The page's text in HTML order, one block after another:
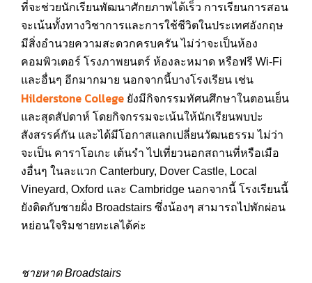
ที่จะช่วยนักเรียนพัฒนาศักยภาพได้เร็ว การเรียนการสอน
จะเน้นทั้งทางวิชาการและการใช้ชีวิตในประเทศอังกฤษ
มีสิ่งอำนวยความสะดวกครบครัน ไม่ว่าจะเป็นห้อง
คอมพิวเตอร์ โรงภาพยนตร์ ห้องละหมาด หรือฟรี Wi-Fi
และอื่นๆ อีกมากมาย นอกจากนี้บางโรงเรียน เช่น
Hilderstone College ยังมีกิจกรรมทัศนศึกษาในตอนเย็น
และสุดสัปดาห์ โดยกิจกรรมจะเน้นให้นักเรียนพบปะ
สังสรรค์กัน และได้มีโอกาสแลกเปลี่ยนวัฒนธรรม ไม่ว่า
จะเป็น คาราโอเกะ เต้นรำ ไปเที่ยวนอกสถานที่หรือเมือ
งอื่นๆ ในละแวก Canterbury, Dover Castle, Local
Vineyard, Oxford และ Cambridge นอกจากนี้ โรงเรียนนี้
ยังติดกับชายฝั่ง Broadstairs ซึ่งน้องๆ สามารถไปพักผ่อน
หย่อนใจริมชายทะเลได้ค่ะ
ชายหาด Broadstairs